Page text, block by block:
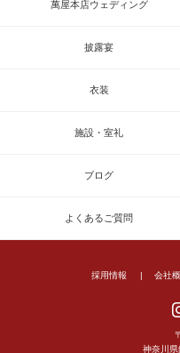
萬屋本店ウェディング
披露宴
衣装
施設・室礼
ブログ
よくあるご質問
採用情報 会社
神奈川